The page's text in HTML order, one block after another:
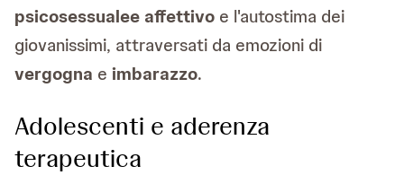
psicosessualee affettivo e l'autostima dei
giovanissimi, attraversati da emozioni di
vergogna e imbarazzo.
Adolescenti e aderenza
terapeutica